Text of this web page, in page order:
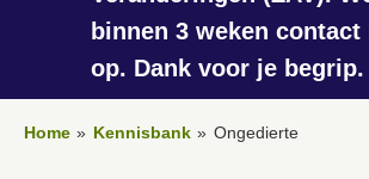
binnen 3 weken contact
op. Dank voor je begrip.
Home Kennisbank Ongedierte